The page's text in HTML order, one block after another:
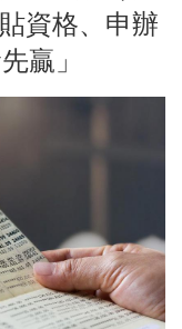
資格、申辦
贏」